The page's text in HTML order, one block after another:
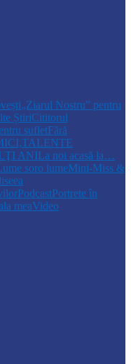
„Ziarul Nostru” pentru
ȘtiriCititorul
sufletFără
ANILa noi acasă la…
soro lumeMini-Miss &
PodcastPortrete în
meaVideo